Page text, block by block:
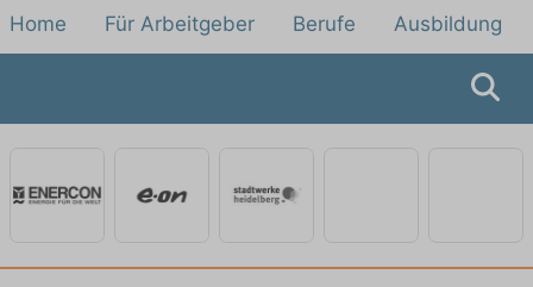
Home Für Arbeitgeber Berufe Ausbildung